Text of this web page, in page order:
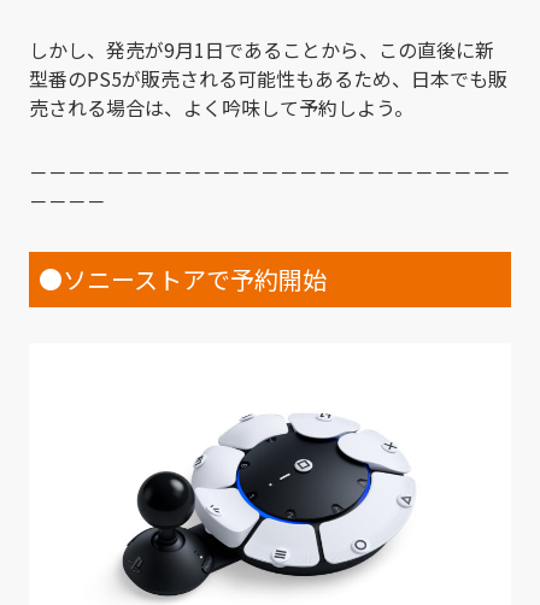
しかし、発売が9月1日であることから、この直後に新
型番のPS5が販売される可能性もあるため、日本でも販
売される場合は、よく吟味して予約しよう。
－－－－－－－－－－－－－－－－－－－－－－－－－
－－－－
●ソニーストアで予約開始